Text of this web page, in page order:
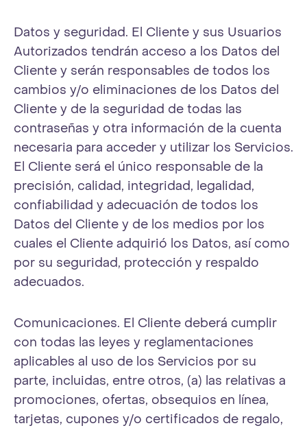
Datos y seguridad. El Cliente y sus Usuarios
Autorizados tendrán acceso a los Datos del
Cliente y serán responsables de todos los
cambios y/o eliminaciones de los Datos del
Cliente y de la seguridad de todas las
contraseñas y otra información de la cuenta
necesaria para acceder y utilizar los Servicios.
El Cliente será el único responsable de la
precisión, calidad, integridad, legalidad,
confiabilidad y adecuación de todos los
Datos del Cliente y de los medios por los
cuales el Cliente adquirió los Datos, así como
por su seguridad, protección y respaldo
adecuados.
Comunicaciones. El Cliente deberá cumplir
con todas las leyes y reglamentaciones
aplicables al uso de los Servicios por su
parte, incluidas, entre otros, (a) las relativas a
promociones, ofertas, obsequios en línea,
tarjetas, cupones y/o certificados de regalo,